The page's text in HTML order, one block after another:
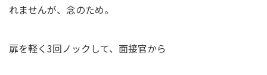
れませんが、念のため。
扉を軽く3回ノックして、面接官から